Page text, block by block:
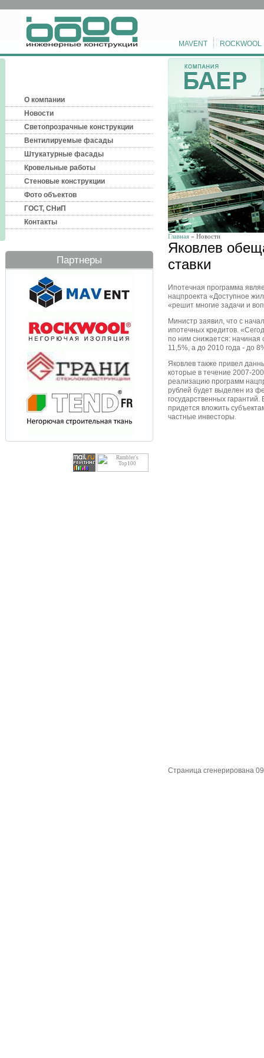
MAVENT ROCKWOOL
О компании
Новости
Светопрозрачные конструкции
Вентилируемые фасады
Штукатурные фасады
Кровельные работы
Стеновые конструкции
Фото объектов
ГОСТ, СНиП
Контакты
Партнеры
Главная » Новости
Яковлев
ставки
Ипотечная программа
нацпроекта «Доступное
«решит многие задачи и
Министр заявил, что с
ипотечных кредитов.
по ним снижается: начиная
11,5%, а до 2010 года - до
Яковлев также привел
которые в течение 2007-
реализацию программ
рублей будет выделен из
государственных
придется вложить
частные инвесторы.
Страница сгенерирована